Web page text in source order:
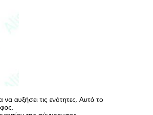
αυξήσει τις ενότητες. Αυτό το